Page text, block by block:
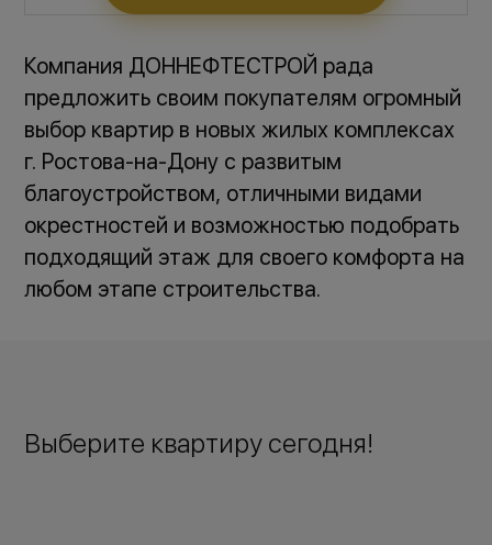
Компания ДОННЕФТЕСТРОЙ рада
предложить своим покупателям огромный
выбор квартир в новых жилых комплексах
г. Ростова-на-Дону с развитым
благоустройством, отличными видами
окрестностей и возможностью подобрать
подходящий этаж для своего комфорта на
любом этапе строительства.
Выберите квартиру сегодня!